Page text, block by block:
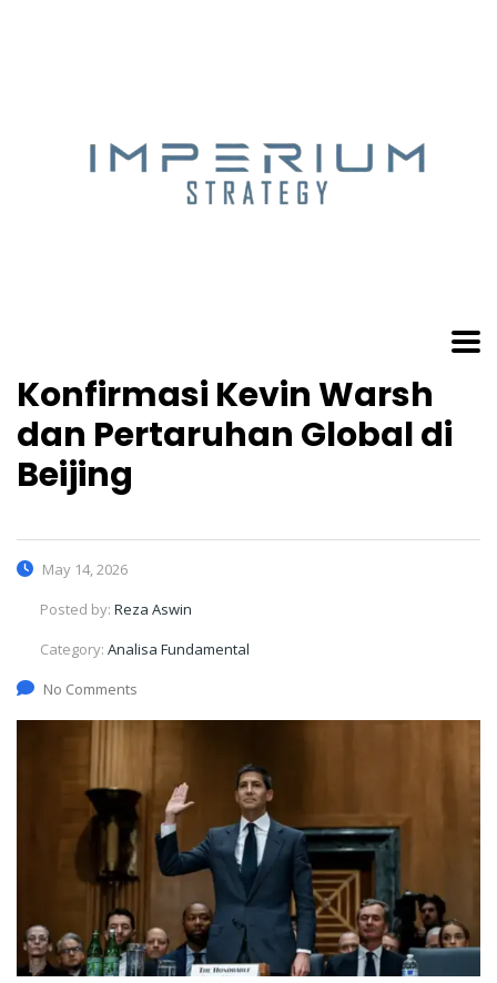
Konfirmasi Kevin Warsh
dan Pertaruhan Global di
Beijing
May 14, 2026
Posted by: Reza Aswin
Category: Analisa Fundamental
No Comments